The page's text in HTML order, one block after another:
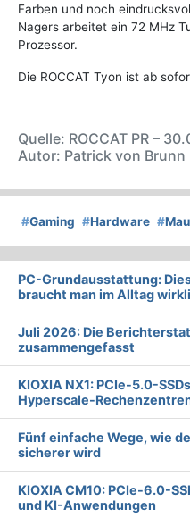
Farben und noch
Nagers arbeitet ein 72 MHz
Prozessor.
Die ROCCAT Tyon ist ab
Quelle: ROCCAT PR –
Autor: Patrick von Brunn
#Gaming #Hardware #
PC-Grundausstattung:
braucht man im Alltag
Juli 2026: Die
zusammengefasst
KIOXIA NX1: PCIe-5.0-
Hyperscale-
Fünf einfache Wege, wie
sicherer wird
KIOXIA CM10: PCIe-6.0-
und KI-Anwendungen